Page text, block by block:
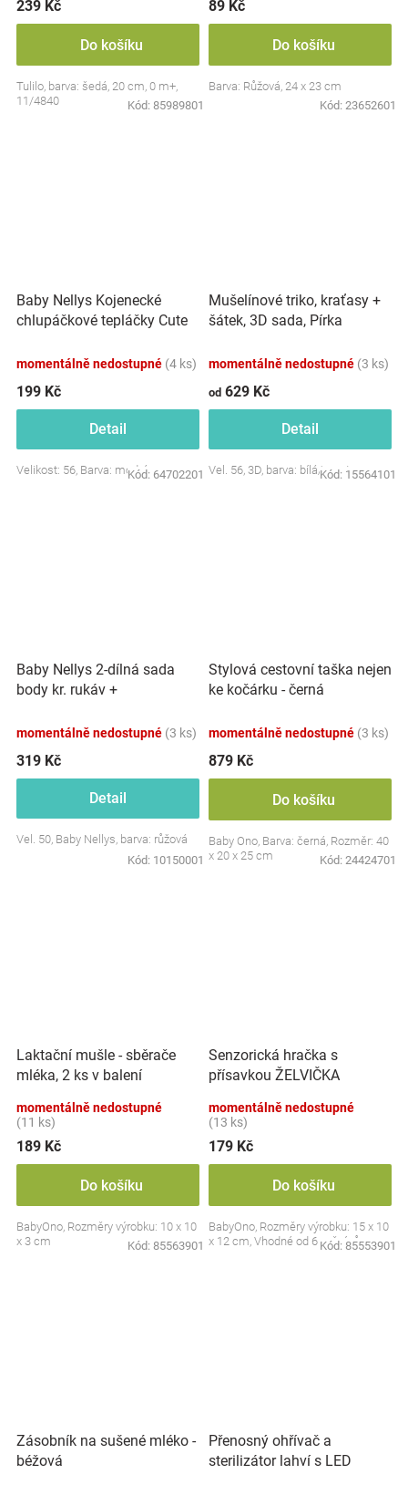
239 Kč
Do košíku
Tulilo, barva: šedá, 20 cm, 0 m+,
11/4840
Kód: 85989801
89 Kč
Do košíku
Barva: Růžová, 24 x 23 cm
Kód: 23652601
Baby Nellys Kojenecké
chlupáčkové tepláčky Cute
momentálně nedostupné (4 ks)
199 Kč
Detail
Velikost: 56, Barva: modrá
Kód: 64702201
Mušelínové triko, kraťasy +
šátek, 3D sada, Pírka
momentálně nedostupné (3 ks)
od 629 Kč
Detail
Vel. 56, 3D, barva: bílá/smetana
Kód: 15564101
Baby Nellys 2-dílná sada
body kr. rukáv +
Little Star
momentálně nedostupné (3 ks)
319 Kč
Detail
Vel. 50, Baby Nellys, barva: růžová
Kód: 10150001
Stylová cestovní taška nejen
ke kočárku - černá
momentálně nedostupné (3 ks)
879 Kč
Do košíku
Baby Ono, Barva: černá, Rozměr: 40
x 20 x 25 cm
Kód: 24424701
Laktační mušle - sběrače
mléka, 2 ks v balení
momentálně nedostupné
(11 ks)
189 Kč
Do košíku
BabyOno, Rozměry výrobku: 10 x 10
x 3 cm
Kód: 85563901
Senzorická hračka s
přísavkou ŽELVIČKA
momentálně nedostupné
(13 ks)
179 Kč
Do košíku
BabyOno, Rozměry výrobku: 15 x 10
x 12 cm, Vhodné od 6 měsíců
Kód: 85553901
Zásobník na sušené mléko -
béžová
Přenosný ohřívač a
sterilizátor lahví s LED